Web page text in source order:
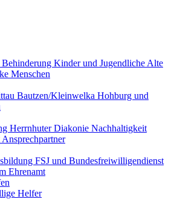
Kinder und Jugendliche Alte
Menschen
Bautzen/Kleinwelka Hohburg und
Herrnhuter Diakonie Nachhaltigkeit
Ansprechpartner
FSJ und Bundesfreiwilligendienst
Ehrenamt
Helfer